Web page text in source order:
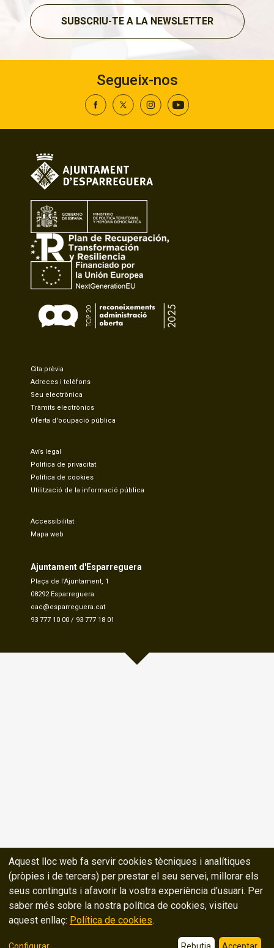
SUBSCRIU-TE A LA NEWSLETTER
Segueix-nos
Cita prèvia
Adreces i telèfons
Seu electrònica
Tràmits electrònics
Oferta d'ocupació pública
Avís legal
Política de privacitat
Política de cookies
Utilització de la informació pública
Accessibilitat
Mapa web
Ajuntament d'Esparreguera
Plaça de l'Ajuntament, 1
08292 Esparreguera
oac@esparreguera.cat
93 777 10 00 / 93 777 18 01
Aquest lloc web fa servir cookies tècniques i analítiques
(pròpies i de tercers) per prestar el seu servei, millorar els
seus continguts i afavorir la vostra experiència d'usuari. Per
saber més sobre la nostra política de cookies, visiteu
aquest enllaç: Política de cookies.